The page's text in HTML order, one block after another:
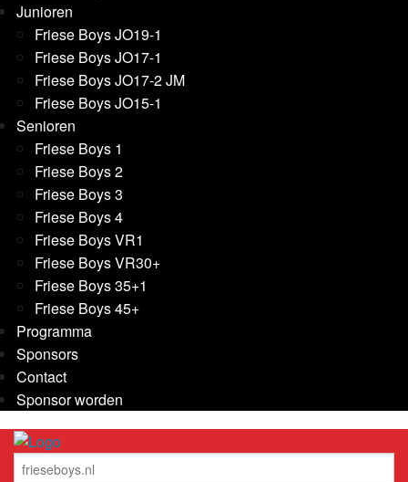
Junioren
Friese Boys JO19-1
Friese Boys JO17-1
Friese Boys JO17-2 JM
Friese Boys JO15-1
Senioren
Friese Boys 1
Friese Boys 2
Friese Boys 3
Friese Boys 4
Friese Boys VR1
Friese Boys VR30+
Friese Boys 35+1
Friese Boys 45+
Programma
Sponsors
Contact
Sponsor worden